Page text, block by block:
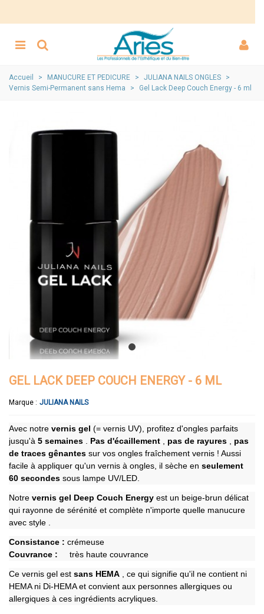
Accueil > MANUCURE ET PEDICURE > JULIANA NAILS ONGLES
>
Vernis Semi-Permanent sans Hema
> Gel Lack Deep Couch Energy - 6 ml
GEL LACK DEEP COUCH ENERGY - 6 ML
Marque : JULIANA NAILS
Avec notre vernis gel (= vernis UV), profitez d'ongles parfaits
jusqu'à 5 semaines Pas d'écaillement pas de rayures
pas
de traces gênantes sur vos ongles fraîchement vernis ! Aussi
facile à appliquer qu'un vernis à ongles, il sèche en seulement
60 secondes sous lampe UV/LED.
Notre vernis gel Deep Couch Energy est un beige-brun délicat
qui rayonne de sérénité et complète n'importe quelle manucure
avec style
Consistance : crémeuse
Couvrance : très haute couvrance
Ce vernis gel est sans HEMA
, ce qui signifie qu'il ne contient ni
HEMA ni Di-HEMA et convient aux personnes allergiques ou
allergiques à ces ingrédients acryliques.